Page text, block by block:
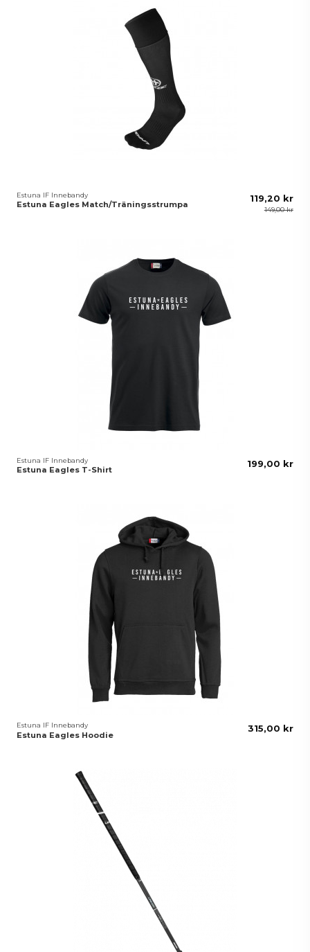
Estuna IF Innebandy
Estuna Eagles Match/Träningsstrumpa
119,20 kr
149,00 kr
Estuna IF Innebandy
Estuna Eagles T-Shirt
199,00 kr
Estuna IF Innebandy
Estuna Eagles Hoodie
315,00 kr